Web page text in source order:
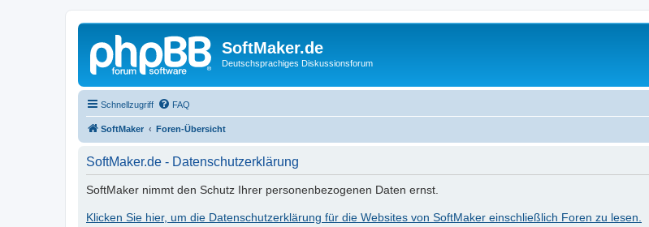
SoftMaker.de
Deutschsprachiges Diskussionsforum
Schnellzugriff FAQ
SoftMaker Foren-Übersicht
SoftMaker.de - Datenschutzerklärung
SoftMaker nimmt den Schutz Ihrer personenbezogenen Daten ernst.
Klicken Sie hier, um die Datenschutzerklärung für die Websites von SoftMaker einschließlich Foren zu lesen.